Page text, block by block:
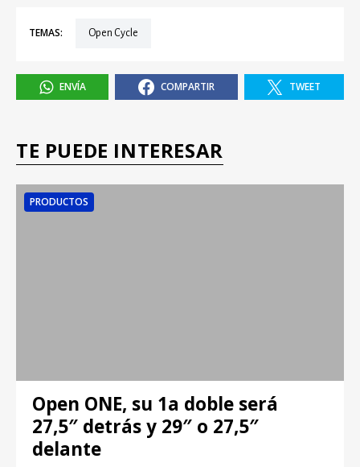
TEMAS: Open Cycle
ENVÍA COMPARTIR TWEET
TE PUEDE INTERESAR
PRODUCTOS
Open ONE, su 1a doble será
27,5″ detrás y 29″ o 27,5″
delante